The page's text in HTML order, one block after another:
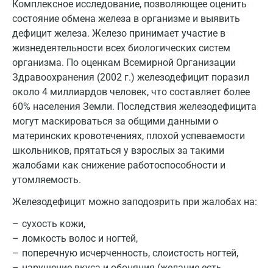
Комплексное исследование, позволяющее оценить
состояние обмена железа в организме и выявить
дефицит железа. Железо принимает участие в
жизнедеятельности всех биологических систем
организма. По оценкам Всемирной Организации
Здравоохранения (2002 г.) железодефицит поразил
около 4 миллиардов человек, что составляет более
60% населения Земли. Последствия железодефицита
могут маскироваться за общими данными о
материнских кровотечениях, плохой успеваемости
школьников, прятаться у взрослых за такими
жалобами как снижение работоспособности и
утомляемость.
Железодефицит можно заподозрить при жалобах на:
сухость кожи,
ломкость волос и ногтей,
поперечную исчерченность, слоистость ногтей,
Коломна
Королев
Кострома
Котельники
Красногорск
Краснодар
Красноярск
Курск
Лабинск
Липецк
Лобня